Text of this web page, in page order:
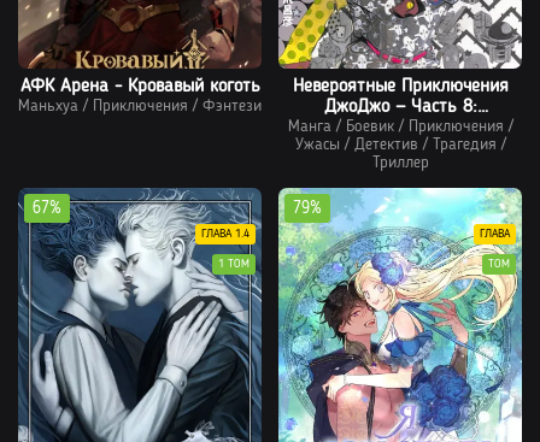
АФК Арена - Кровавый коготь
Маньхуа / Приключения / Фэнтези
Невероятные Приключения
ДжоДжо — Часть 8:
ДжоДжолион
Манга/ Боевик/ Приключения /
Ужасы / Детектив / Трагедия /
Триллер
67%
ГЛАВА 1.4
1 ТОМ
79%
ГЛАВА
ТОМ